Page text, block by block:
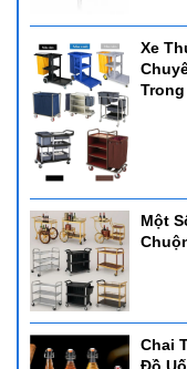
Xe
Một
Chai